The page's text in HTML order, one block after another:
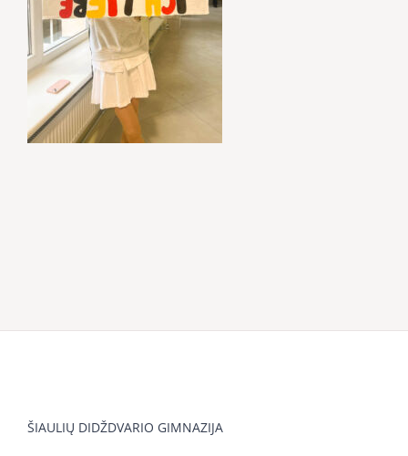
ŠIAULIŲ DIDŽDVARIO GIMNAZIJA